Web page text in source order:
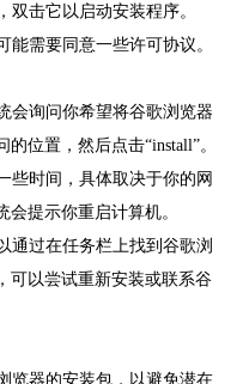
双击它以启动安装程序。
能需要同意一些许可协议。
会询问你希望将谷歌浏览器
位置，然后点击“install”。
些时间，具体取决于你的网
提示你重启计算机。
通过在任务栏上找到谷歌浏
可以尝试重新安装或联系谷
览器的安装包，以避免潜在